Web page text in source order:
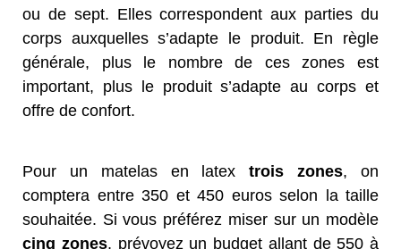
ou de sept. Elles correspondent aux parties du
corps auxquelles s’adapte le produit. En règle
générale, plus le nombre de ces zones est
important, plus le produit s’adapte au corps et
offre de confort.
Pour un matelas en latextrois zones, on
comptera entre 350 et 450 euros selon la taille
souhaitée. Si vous préférez miser sur un modèle
cinq zones, prévoyez un budget allant de 550 à